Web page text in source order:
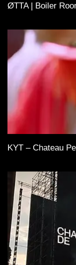
ØTTA | Boiler
KYT – Chateau